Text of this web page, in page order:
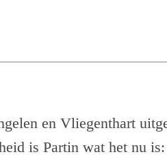
en Vliegenthart
is Partin wat het nu is: